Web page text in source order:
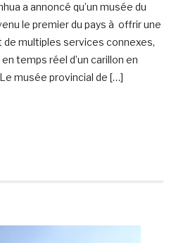
a annoncé qu’un musée du
le premier du pays à offrir une
multiples services connexes,
temps réel d’un carillon en
musée provincial de […]